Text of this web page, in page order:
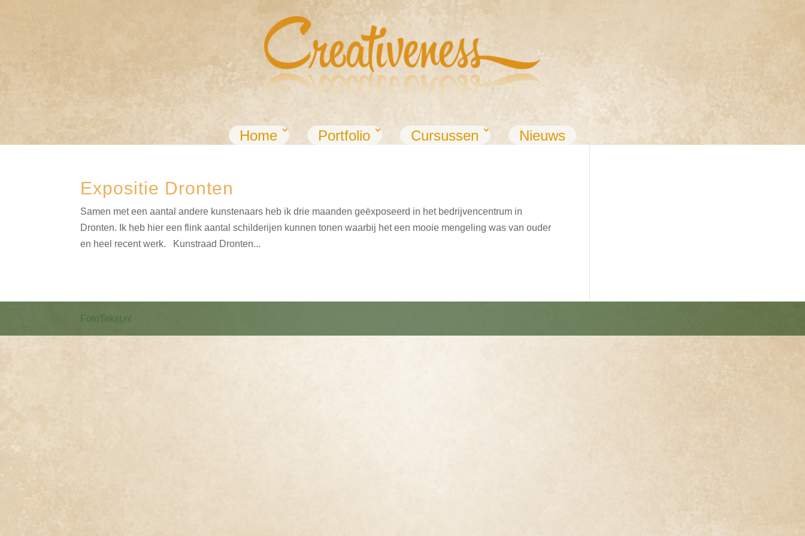
Home Portfolio Cursussen Nieuws
Expositie Dronten
Samen met een aantal andere kunstenaars heb ik drie maanden geëxposeerd in het bedrijvencentrum in
Dronten. Ik heb hier een flink aantal schilderijen kunnen tonen waarbij het een mooie mengeling was van ouder
en heel recent werk. Kunstraad Dronten...
FotoTekst.nl